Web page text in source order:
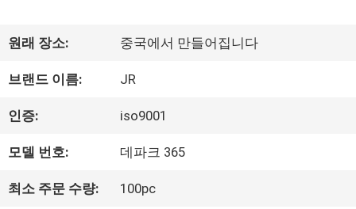
품
동
영
상
원래 장소: 중국에서 만들어집니다
브랜드 이름: JR
인증: iso9001
모델 번호: 데파크 365
최소 주문 수량: 100pc